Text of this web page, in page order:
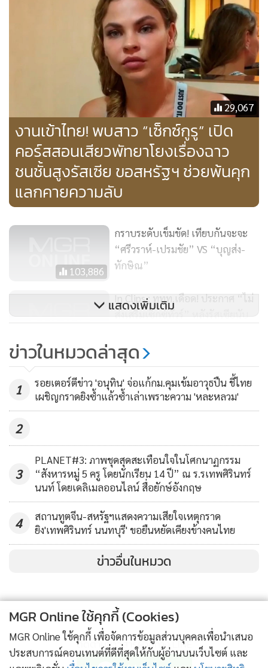
อนาสตาเซีย วาชูเควิช เดินออกจากศูนย์กักตัวในเมืองพัทยา
เพื่อไปขึ้นรถบรรทุกนักโทษ ชายคนทางซ้ายมือคือ “เซ็กซ์ กูรู” อ
เล็กซานเดอร์ คิริลลอฟ
อนาสตาเซีย วาชูเควิช นั่งอยู่ในรถบรรทุกนักโทษของตำรวจ ที่
บริเวณศูนย์กักตัวในเมืองพัทยา
รายงานที่นาวัลนีย์ออกมาเผยแพร่ก่อนหน้านี้ ไม่ได้มีการกล่า
วอ้างใดๆ ว่า วาชูเควิชทราบอะไรเกี่ยวกับการที่รัสเซียรณรงค์มุ่ง
สร้างอิทธิพลต่อการเลือกตั้งของสหรัฐฯ และเธอก็ไม่ได้เคยแสดง
หลักฐานใดๆ ว่าเธอทราบ
สำหรับเรื่องที่ วาชูเควิชอ้างว่า เดริปาสกามีสายสัมพันธ์กับ ปริ
คอดโก นั้น ทางเดริปาสกาได้ตอบโต้ว่าเป็นเรื่องเหลวไหลไร้สาระ
ตั้งแต่ตอนที่นาวัลนีย์เผยแพร่รายงานออกมากล่าวหาพวกเขา
ในอีเมลตอบโต้ซึ่งลงวันที่ 8 ก.พ. โฆษกของ เดริปาสกา กล่าวว่า
“สมมุติฐานที่แสนจะฉาวโฉ่และโกหกมดเท็จเหล่านี้ ถูกนำออก
มาเผยแพร่ด้วยแรงขับดันของความนิยมในเรื่องตื่นเต้นเร้า
อารมณ์ และเราขอปฏิเสธอย่างสิ้นเชิงต่อข้อกล่าวหาอันเป็นเท็จ
29,067
งานเข้าไทย! พบสาว “เซ็กซ์กูรู” เปิด
คอร์สสอนเสียวพัทยาโยงเรื่องฉาว
ชนชั้นสูงรัสเซีย ขอสหรัฐฯ ช่วยพ้นคุก
แลกคายความลับ
103,886
กราบระดับเข็มขัด! เทียบกันจะจะ
“ศรีวราห์-เปรมชัย” VS “บุญส่ง-
ทักษิณ”
In Clips : ททท.เดือด! ประกาศ “ไม่
ส่งเสริมเซ็กซ์ทัวร์” หลังรัสเซียนับ
กลางโรงแรมดัง
4,796
InClip :อึ้งทั้งโลก!! ทีมหาเสียงทรัมป์
จ้างบ.วิจัยการเมือง “เคมบริดจ์ แอน
นาไลติกา” ใช้ข้อมูลยูสเซอร์เฟซบุ๊ก
แสดงเพิ่มเติม
ข่าวในหมวดล่าสุด
1
รอยเตอร์ตีข่าว 'อนุทิน' จ่อแก้กม.คุมเข้มอาวุธปืน ชี้ไทย
เผชิญกราดยิงซ้ำแล้วซ้ำเล่าเพราะความ 'หละหลวม'
2
3
PLANET#3: ภาพชุดสุดสะเทือนใจในโศกนาฏกรรม
“สังหารหมู่ 5 ครู โดยนักเรียน 14 ปี” ณ ร.รเทพศิรินทร์
นนท์ โดยเดลิเมลออนไลน์ สื่อยักษ์อังกฤษ
4
สถานทูตจีน-สหรัฐฯแสดงความเสียใจเหตุกราด
ยิง'เทพศิรินทร์ นนทบุรี' ขอยืนหยัดเคียงข้างคนไทย
ข่าวอื่นในหมวด
ติดตามข่าวสารผ่านทาง LINE
MGR Online ใช้คุกกี้ (Cookies)
MGR Online ใช้คุกกี้ เพื่อจัดการข้อมูลส่วนบุคคลเพื่อนำเสนอ
ประสบการณ์คอนเทนต์ที่ดีที่สุดให้กับผู้อ่านบนเว็บไซต์ และ